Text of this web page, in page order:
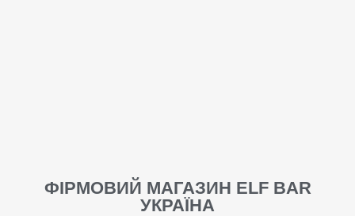
ФІРМОВИЙ МАГАЗИН ELF BAR
УКРАЇНА